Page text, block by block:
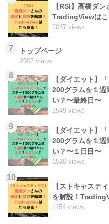
【RSI】高橋ダ
TradingViewはこ
2037 views
7 トップページ
2007 views
8
【ダイエット】
200グラムを１週
い？〜最終日〜
1549 views
9
【ダイエット】
200グラムを１週
い？〜１日目〜
1520 views
10
【ストキャステ
を解説！
1154 views